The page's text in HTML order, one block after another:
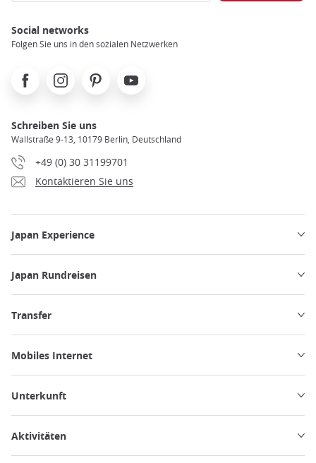
Social networks
Folgen Sie uns in den sozialen Netzwerken
FacebookInstagramPinterest Youtube
Schreiben Sie uns
Wallstraße 9-13, 10179 Berlin, Deutschland
+49 (0) 30 31199701
Kontaktieren Sie uns
Japan Experience
Japan Rundreisen
Transfer
Mobiles Internet
Unterkunft
Aktivitäten